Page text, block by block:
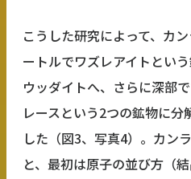
こうした研究によって、カ
ートルでワズレアイトとい
ウッダイトへ、さらに深部
レースという2つの鉱物に分
した（図3、写真4）。カン
と、最初は原子の並び方（